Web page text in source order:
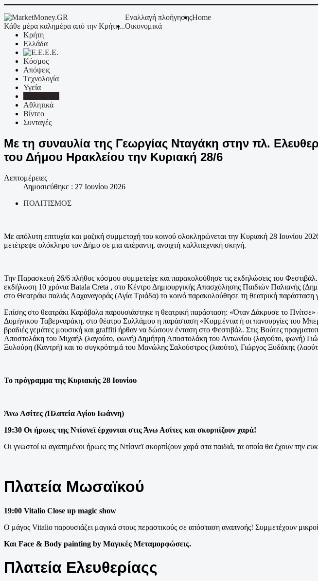
Κάθε μέρα καλημέρα από την Κρήτη...
Εναλλαγή πλοήγησηςHome
Οικονομικά
Κρήτη
Ελλάδα
Ε.Ε.
Κόσμος
Απόψεις
Τεχνολογία
Υγεία
Αθλητικά
Βίντεο
Συνταγές
Με τη συναυλία της Γεωργίας Νταγάκη στην πλ.
του Δήμου Ηρακλείου την Κυριακή 28/6
Λεπτομέρειες
Δημοσιεύθηκε : 27 Ιουνίου 2026
ΠΟΛΙΤΙΣΜΟΣ
Με απόλυτη επιτυχία και μαζική συμμετοχή του κοινού ολοκληρώνεται την Κυριακή 28 Ιουνίου
μετέτρεψε ολόκληρο τον Δήμο σε μια απέραντη, ανοιχτή καλλιτεχνική σκηνή.
Την Παρασκευή 26/6 πλήθος κόσμου συμμετείχε και παρακολούθησε τις εκδηλώσεις του
εκδήλωση 10 χρόνια Batala Creta , στο Κέντρο Δημιουργικής Απασχόλησης Παιδιών Παλιανής
στο Θεατράκι παλιάς Λαχαναγοράς (Αγία Τριάδα) το κοινό παρακολούθησε τη θεατρική
Επίσης στο θεατράκι Καράβολα παρουσιάστηκε η θεατρική παράσταση: «Όταν Δάκρυσε το
Δομήνικου Ταβερναράκη, στο θέατρο Συλλάμου η παράσταση «Κομμέντια ή οι πανουργίες του
βραδιές γεμάτες μουσική και graffiti ήρθαν να δώσουν ένταση στο Φεστιβάλ. Στις Βούτες
Αποστολάκη του Μιχαήλ (λαγούτο, φωνή) Δημήτρη Αποστολάκη του Αντωνίου (λαγούτο, φωνή)
Ξυλούρη (Καντρή) και το συγκρότημά του Μανώλης Σαλούστρος (λαούτο), Γιώργος Ξυδάκης
Το πρόγραμμα της Κυριακής 28 Ιουνίου
Άνω Ασίτες (Πλατεία Αγίου Ιωάννη)
19:30 Οι ήρωες της Ντίσνεϊ έρχονται στις Άνω Ασίτες και σκορπίζουν χαρά!
Oι γνωστοί κι αγαπημένοι ήρωες της Ντίσνεϊ σκορπίζουν χαρά στα παιδιά, τα οποία θα έχουν την
Πλατεία Μωσαϊκού
19:00 Vitalio Close up magic show
Ο μάγος Vitalio παρουσιάζει μαγικά στους περαστικούς σε απόσταση αναπνοής! Συμμετέχουν
Και Face & Body painting by Μαγικές Μεταμορφώσεις.
Πλατεία Ελευθερίαςς